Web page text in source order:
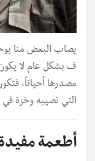
يصاب البعض منا
ف بشكل عام لا
مصدرها أحياناً،
التي تصيبه وخزة
أطعمة